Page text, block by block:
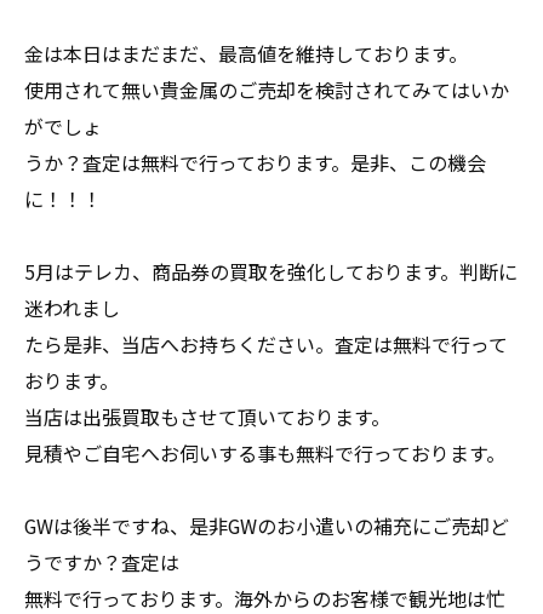
金は本日はまだまだ、最高値を維持しております。
使用されて無い貴金属のご売却を検討されてみてはいか
がでしょ
うか？査定は無料で行っております。是非、この機会
に！！！
5月はテレカ、商品券の買取を強化しております。判断に
迷われまし
たら是非、当店へお持ちください。査定は無料で行って
おります。
当店は出張買取もさせて頂いております。
見積やご自宅へお伺いする事も無料で行っております。
GWは後半ですね、是非GWのお小遣いの補充にご売却ど
うですか？査定は
無料で行っております。海外からのお客様で観光地は忙